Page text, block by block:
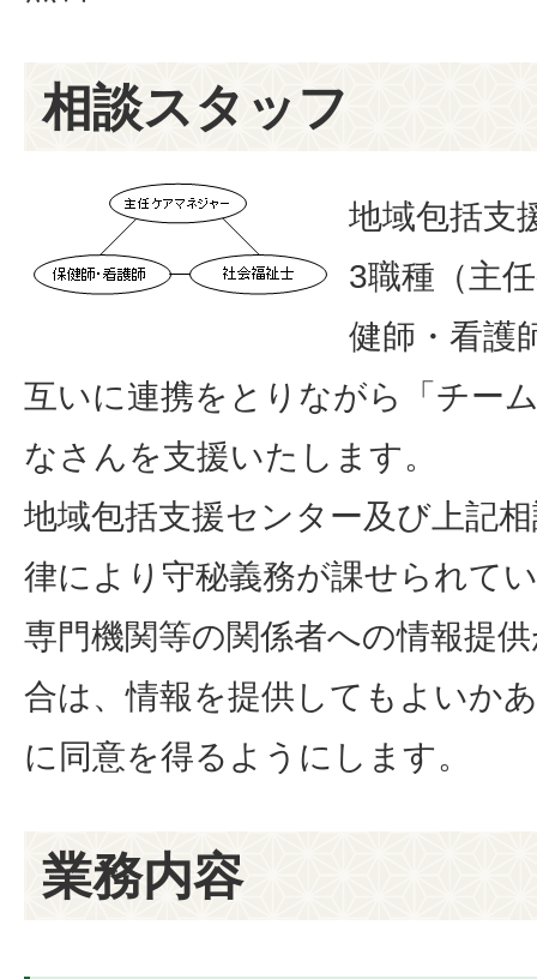
相談スタッフ
地域包括支
3職種（主
健師・看護
互いに連携をとりながら「チー
なさんを支援いたします。
地域包括支援センター及び上記
律により守秘義務が課せられて
専門機関等の関係者への情報提
合は、情報を提供してもよいか
に同意を得るようにします。
業務内容